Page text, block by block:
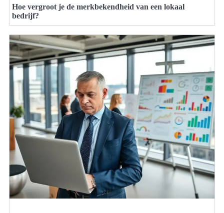
Hoe vergroot je de merkbekendheid van een lokaal
bedrijf?